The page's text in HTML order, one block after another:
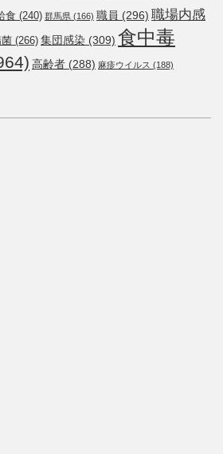
食 (240) 群馬県 (166) 職員 (296) 職場内感
(266) 集団感染 (309) 食中毒
高齢者 (288) 麻疹ウイルス (188)